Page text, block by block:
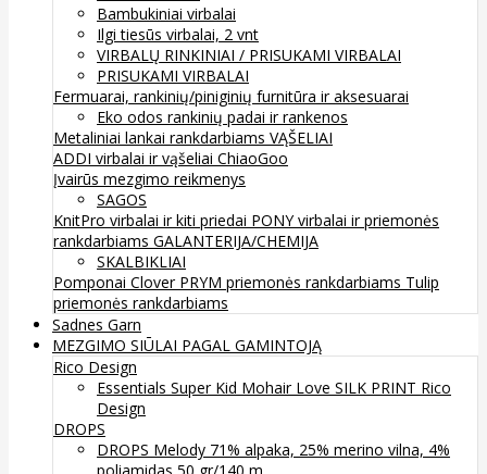
Bambukiniai virbalai
Ilgi tiesūs virbalai, 2 vnt
VIRBALŲ RINKINIAI / PRISUKAMI VIRBALAI
PRISUKAMI VIRBALAI
Fermuarai, rankinių/piniginių furnitūra ir aksesuarai
Eko odos rankinių padai ir rankenos
Metaliniai lankai rankdarbiams VĄŠELIAI
ADDI virbalai ir vąšeliai ChiaoGoo
Įvairūs mezgimo reikmenys
SAGOS
KnitPro virbalai ir kiti priedai PONY virbalai ir priemonės
rankdarbiams GALANTERIJA/CHEMIJA
SKALBIKLIAI
Pomponai Clover PRYM priemonės rankdarbiams Tulip
priemonės rankdarbiams
Sadnes Garn
MEZGIMO SIŪLAI PAGAL GAMINTOJĄ
Rico Design
Essentials Super Kid Mohair Love SILK PRINT Rico
Design
DROPS
DROPS Melody 71% alpaka, 25% merino vilna, 4%
poliamidas 50 gr/140 m